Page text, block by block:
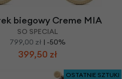
biegowy Creme MIA
SO SPECIAL
799,00 zł | -50%
399,50 zł
OSTATNIE SZTUKI